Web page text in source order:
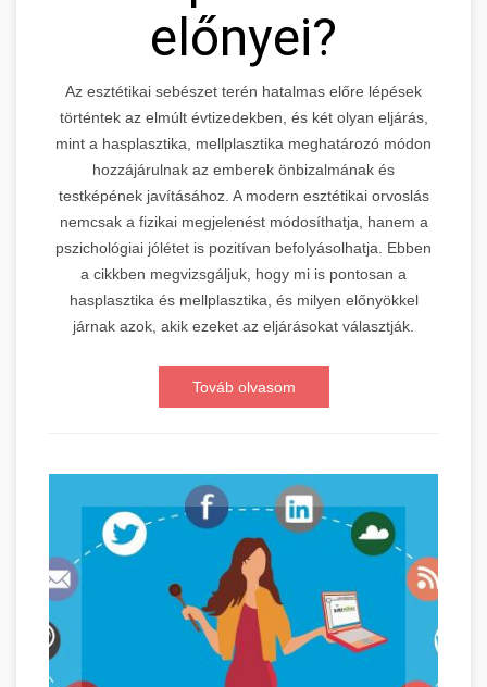
előnyei?
Az esztétikai sebészet terén hatalmas előre lépések
történtek az elmúlt évtizedekben, és két olyan eljárás,
mint a hasplasztika, mellplasztika meghatározó módon
hozzájárulnak az emberek önbizalmának és
testképének javításához. A modern esztétikai orvoslás
nemcsak a fizikai megjelenést módosíthatja, hanem a
pszichológiai jólétet is pozitívan befolyásolhatja. Ebben
a cikkben megvizsgáljuk, hogy mi is pontosan a
hasplasztika és mellplasztika, és milyen előnyökkel
járnak azok, akik ezeket az eljárásokat választják.
Továb olvasom